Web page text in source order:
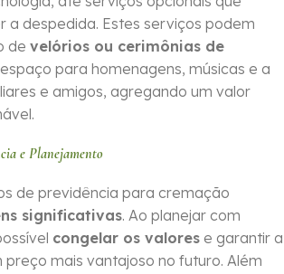
a despedida. Estes serviços podem
de velórios ou cerimônias de
para homenagens, músicas e a
e amigos, agregando um valor
e Planejamento
de previdência para cremação
significativas. Ao planejar com
congelar os valores e garantir a
mais vantajoso no futuro. Além